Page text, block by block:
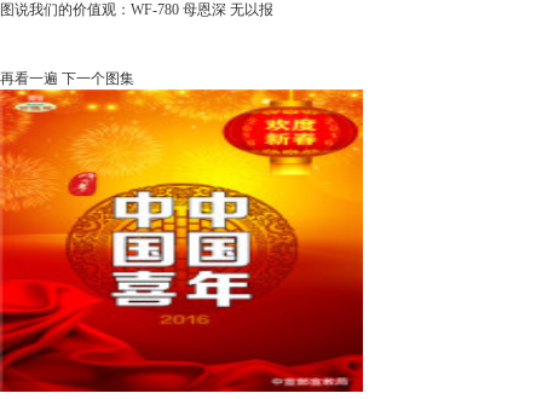
图说我们的价值观：WF-780 母恩深 无以报
再看一遍 下一个图集